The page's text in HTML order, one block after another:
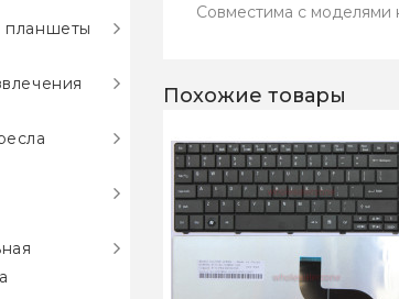
планшеты
Совместима с моделями
Похожие товары